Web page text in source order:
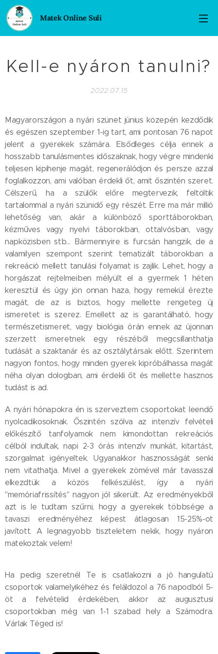
Matek Online Suli
Kell-e nyáron tanulni?
2022.07.15
Magyarországon a nyári szünet június közepén kezdődik
és egészen szeptember 1-ig tart, ami pontosan 76 napot
jelent a gyerekek számára. Elsődleges célja ennek a
hosszabb tanulásmentes időszaknak, hogy végre mindenki
teljesen kipihenje magát, regenerálódjon és persze azzal
foglalkozzon, ami valóban érdekli őt, amit őszintén szeret.
Célszerű, ha a szülők előre megtervezik, feltöltik
tartalommal a nyári szünidő egy részét. Erre ma már millió
lehetőség van, akár a különböző sporttáborokban,
kézműves vagy nyelvi táborokban, ottalvósban, vagy
napközisben stb… Bármennyire is furcsán hangzik, de a
valamilyen szempont szerint tematizált táborokban a
rekreáció mellett tanulási folyamat is zajlik. Lehet, hogy a
horgászat rejtelmeiben mélyült el a gyermek 1 héten
keresztül és úgy jön onnan haza, hogy remekül érezte
magát, de az is biztos, hogy mellette rengeteg új
ismeretet is szerez. Emellett az is garantálható, hogy
természetismeret, vagy biológia órán ennek az újonnan
szerzett ismeretnek egy részéből megcsillanthatja
tudását a szaktanár és az osztálytársak előtt. Szerintem
nagyon fontos, hogy minden gyerek kipróbálhassa magát
néha olyan dologban, ami érdekli őt és mellette hasznos
tudást is ad.
A nyári hónapokra én is szerveztem csoportokat leendő
nyolcadikosoknak. Őszintén szólva az intenzív felvételi
előkészítő tanfolyamok nem kimondottan rekreációs
célból indultak, napi 2-3 órás intenzív munkát, kitartást,
szorgalmat igényeltek. Ugyanakkor hasznosságát senki
nem vitathatja. Mivel a gyerekek zömével már tavasszal
elkezdtük a közös felkészülést, így a nyári
"memóriafrissítés" nagyon jól sikerült. Az eredményekből
azt is le tudtam szűrni, hogy a gyerekek többsége a
tavaszi eredményéhez képest átlagosan 15-25%-ot
javított. A legnagyobb tiszteletem nekik, hogy nyáron
matekoztak velem!
Ha pedig szeretnél Te is csatlakozni a jó hangulatú
csoportok valamelyikéhez és feláldozol a 76 napodból 5-
öt a felvételid érdekében, akkor az augusztusi
csoportokban még van 1-1 szabad hely a Számodra.
Várlak Téged is!